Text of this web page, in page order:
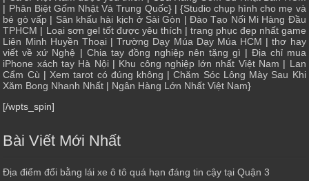
| Phân Biệt Gốm Nhật Và Trung Quốc} | {Studio chụp hình cho mẹ và
bé gò vấp | Sân khấu hài kịch ở Sài Gòn |Đào Tạo Nối Mi Hàng Đầu
TPHCM | Loại sơn gel tốt được yêu thích | trang phục đẹp nhất game
Liên Minh Huyền Thoại|Trường Dạy Múa Dạy Múa HCM |thơ hay
viết về xứ Nghệ | Chia tay đồng nghiệp nên tặng gì | Địa chỉ mua
iPhone xách tay Hà Nội| Khu công nghiệp lớn nhất Việt Nam | Lan
Cẩm Cù |Xem tarot có đúng không |Chăm Sóc Lông Mày Sau Khi
Xăm Bong Nhanh Nhất | Ngân Hàng Lớn Nhất Việt Nam}
[/wpts_spin]
Bài Viết Mới Nhất
Địa điểm đổi bằng lái xe ô tô quá hạn đáng tin cậy tại Quận 3